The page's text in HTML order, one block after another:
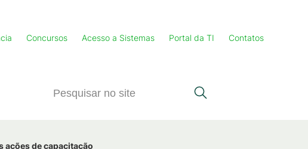
Concursos Acesso a Sistemas Portal da TI Contatos
ações de capacitação